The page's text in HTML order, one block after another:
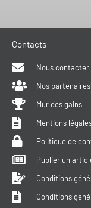
Contacts
Nous contacter
Nos partenaires
Mur des gains
Mentions
Politique de
Publier un
Conditions
Conditions